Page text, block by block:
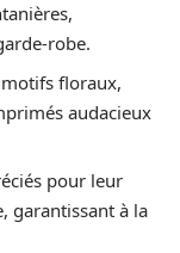
robe.
floraux,
audacieux
pour leur
garantissant à la